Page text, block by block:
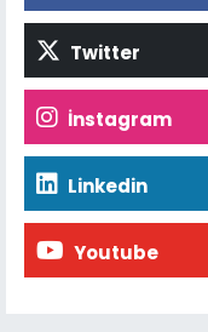
Twitter
İnstagram
Linkedin
Youtube